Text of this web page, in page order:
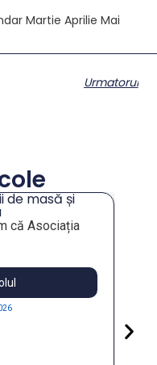
Martie Aprilie Mai
Urmatorul
de masă și
că Asociația